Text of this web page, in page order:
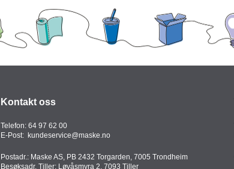
Kontakt oss
Telefon: 64 97 62 00
E-Post: kundeservice@maske.no
Postadr.: Maske AS, PB 2432 Torgarden, 7005 Trondheim
Besøksadr. Tiller: Løvåsmyra 2, 7093 Tiller